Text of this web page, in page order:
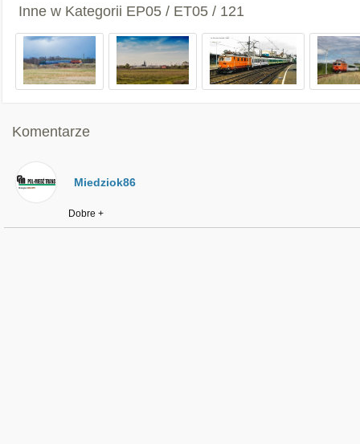
Inne w Kategorii EP05 / ET05 / 121
Komentarze
Miedziok86
Dobre +